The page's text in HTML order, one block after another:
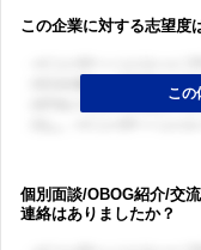
この企業に対する志望度
個別面談/OBOG紹介/交
連絡はありましたか？